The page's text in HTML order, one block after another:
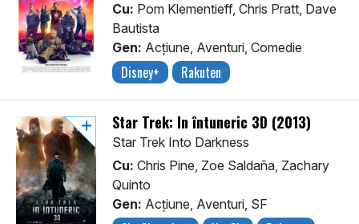
Cu: Pom Klementieff, Chris Pratt, Dave
Bautista
Gen: Acţiune, Aventuri, Comedie
Disney+ Rakuten
Star Trek: În întuneric 3D (2013)
Star Trek Into Darkness
Cu: Chris Pine, Zoe Saldaña, Zachary
Quinto
Gen: Acţiune, Aventuri, SF